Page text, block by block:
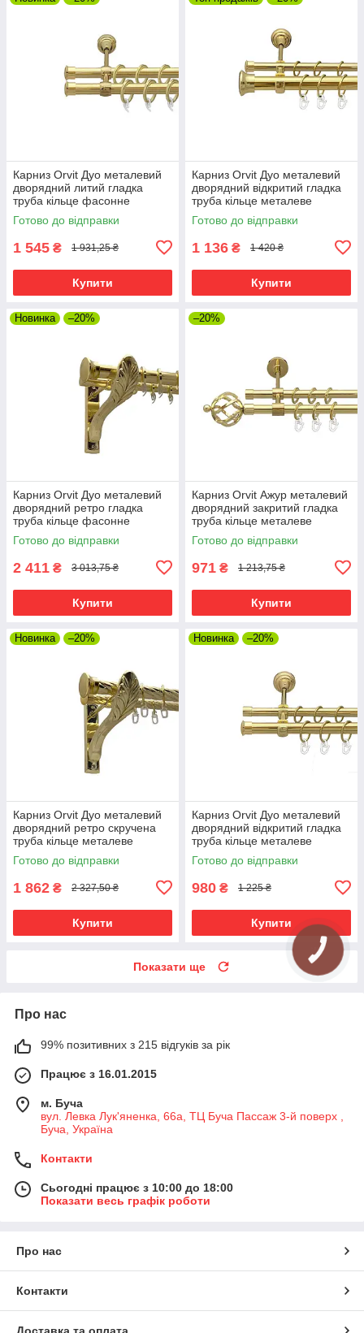
Карниз Orvit Дуо металевий
дворядний литий гладка
труба кільце фасонне
металеве Золото 19\19 мм
240 см (00-00009444)
Готово до відправки
1 545 ₴ 1 931,25 ₴
Купити
Карниз Orvit Дуо металевий
дворядний відкритий гладка
труба кільце металеве
Золото 25\19 мм 240 см (00-
00012796)
Готово до відправки
1 136 ₴ 1 420 ₴
Купити
Новинка –20%
Карниз Orvit Дуо металевий
дворядний ретро гладка
труба кільце фасонне
металеве Золото 25\19 мм
240 см (00-00009644)
Готово до відправки
2 411 ₴ 3 013,75 ₴
Купити
–20%
Карниз Orvit Ажур металевий
дворядний закритий гладка
труба кільце металеве
Золото 16\16 мм 240 см (00-
00014473)
Готово до відправки
971 ₴ 1 213,75 ₴
Купити
Новинка –20%
Карниз Orvit Дуо металевий
дворядний ретро скручена
труба кільце металеве
Золото 25\19 мм 240 см (00-
00010893)
Готово до відправки
1 862 ₴ 2 327,50 ₴
Купити
Новинка –20%
Карниз Orvit Дуо металевий
дворядний відкритий гладка
труба кільце металеве
Золото 19\16 мм 240 см (00-
00012988)
Готово до відправки
980 ₴ 1 225 ₴
Купити
Показати ще
Про нас
99% позитивних з 215 відгуків за рік
Працює з 16.01.2015
м. Буча
вул. Левка Лук'яненка, 66а, ТЦ Буча Пассаж 3-й поверх ,
Буча, Україна
Контакти
Сьогодні працює з 10:00 до 18:00
Показати весь графік роботи
Про нас
Контакти
Доставка та оплата